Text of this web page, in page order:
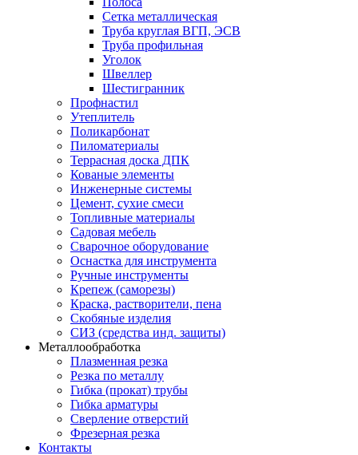
Сетка металлическая
Труба круглая ВГП, ЭСВ
Труба профильная
Уголок
Швеллер
Шестигранник
Профнастил
Утеплитель
Поликарбонат
Пиломатериалы
Террасная доска ДПК
Кованые элементы
Инженерные системы
Цемент, сухие смеси
Топливные материалы
Садовая мебель
Сварочное оборудование
Оснастка для инструмента
Ручные инструменты
Крепеж (саморезы)
Краска, растворители, пена
Скобяные изделия
СИЗ (средства инд. защиты)
Металлообработка
Плазменная резка
Резка по металлу
Гибка (прокат) трубы
Гибка арматуры
Сверление отверстий
Фрезерная резка
Контакты